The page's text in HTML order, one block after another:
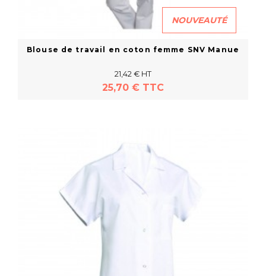
En savoir plus
NOUVEAUTÉ
Blouse de travail en coton femme SNV Manue
21,42 € HT
25,70 € TTC